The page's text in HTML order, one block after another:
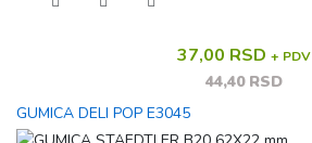
37,00 RSD + PDV
44,40 RSD
GUMICA DELI POP E3045